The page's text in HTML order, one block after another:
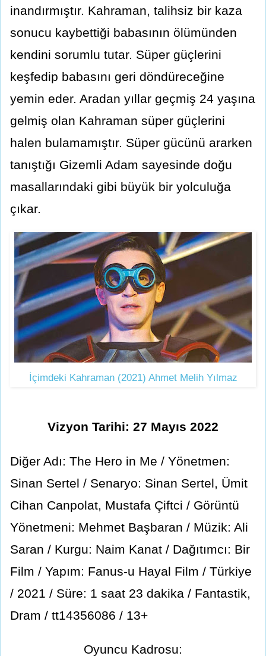
inandırmıştır. Kahraman, talihsiz bir kaza
sonucu kaybettiği babasının ölümünden
kendini sorumlu tutar. Süper güçlerini
keşfedip babasını geri döndüreceğine
yemin eder. Aradan yıllar geçmiş 24 yaşına
gelmiş olan Kahraman süper güçlerini
halen bulamamıştır. Süper gücünü ararken
tanıştığı Gizemli Adam sayesinde doğu
masallarındaki gibi büyük bir yolculuğa
çıkar.
İçimdeki Kahraman (2021) Ahmet Melih Yılmaz
Vizyon Tarihi: 27 Mayıs 2022
Diğer Adı: The Hero in Me / Yönetmen:
Sinan Sertel / Senaryo: Sinan Sertel, Ümit
Cihan Canpolat, Mustafa Çiftci / Görüntü
Yönetmeni: Mehmet Başbaran / Müzik: Ali
Saran / Kurgu: Naim Kanat / Dağıtımcı: Bir
Film / Yapım: Fanus-u Hayal Film / Türkiye
/ 2021 / Süre: 1 saat 23 dakika / Fantastik,
Dram / tt14356086 / 13+
Oyuncu Kadrosu: